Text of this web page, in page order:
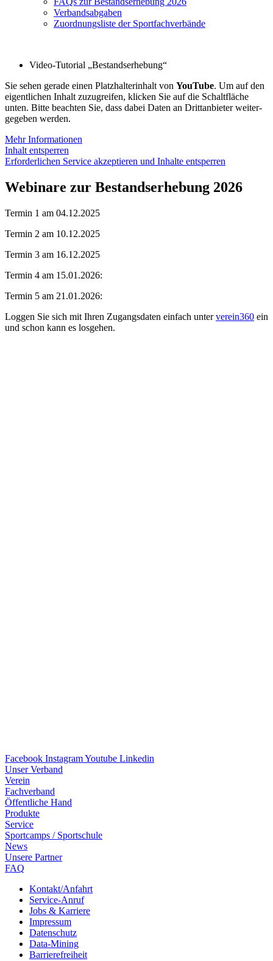
Verbands­ab­ga­ben
Zuord­nungs­liste der Sportfachverbände
Video-Tuto­rial „Bestands­er­he­bung“
Sie sehen gerade einen Platz­hal­ter­in­halt von YouTube. Um auf den
eigent­li­chen Inhalt zuzu­grei­fen, klicken Sie auf die Schalt­flä­che
unten. Bitte beach­ten Sie, dass dabei Daten an Dritt­an­bie­ter weiter­
ge­ge­ben werden.
Mehr Infor­ma­tio­nen
Inhalt entsper­ren
Erfor­der­li­chen Service akzep­tie­ren und Inhalte entsper­ren
Webi­nare zur Bestands­er­he­bung 2026
Termin 1 am 04.12.2025
Termin 2 am 10.12.2025
Termin 3 am 16.12.2025
Termin 4 am 15.01.2026:
Termin 5 am 21.01.2026:
Loggen Sie sich mit Ihren Zugangs­da­ten einfach unterverein360 ein
und schon kann es losgehen.
Facebook InstagramYoutube Linkedin
Unser Verband
Verein
Fach­ver­band
Öffent­li­che Hand
Produkte
Service
Sport­camps / Sportschule
News
Unsere Part­ner
FAQ
Kontakt/​​Anfahrt
Service-Anruf
Jobs & Karriere
Impres­sum
Daten­schutz
Data-Mining
Barrie­re­frei­heit